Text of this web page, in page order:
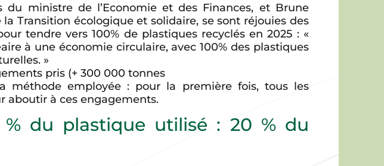
du ministre de l’Economie et des Finances, et Brune
Transition écologique et solidaire, se sont réjouies des
tendre vers 100% de plastiques recyclés en 2025 : «
à une économie circulaire, avec 100% des plastiques
»
pris (+ 300 000 tonnes
méthode employée : pour la première fois, tous les
aboutir à ces engagements.
du plastique utilisé : 20 % du